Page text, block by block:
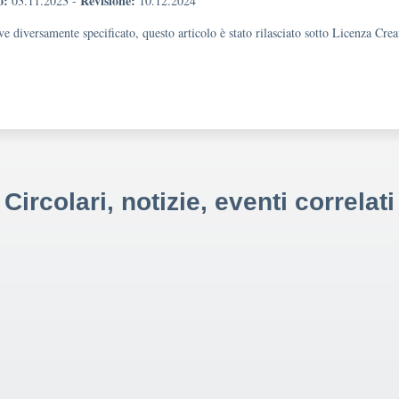
diversamente specificato, questo articolo è stato rilasciato sotto Licenza
Circolari, notizie, eventi correlati